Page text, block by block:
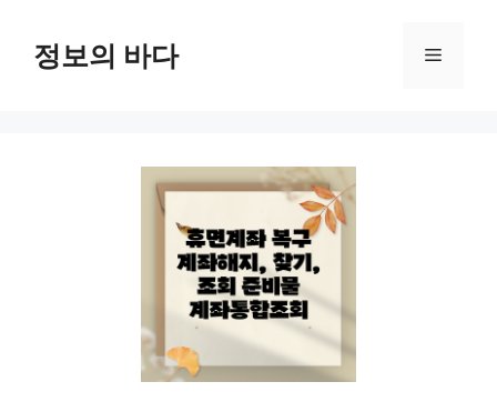
정보의 바다 메